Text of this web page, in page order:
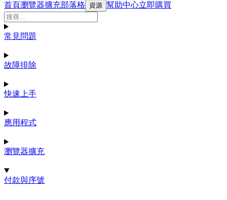
首頁瀏覽器擴充部落格 資源 幫助中心立即購買
常見問題
故障排除
快速上手
應用程式
瀏覽器擴充
付款與序號